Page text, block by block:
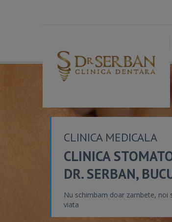
CLINICA MEDICALA
CLINICA
DR. SERBAN,
Nu schimbam doar zambete, noi
viata